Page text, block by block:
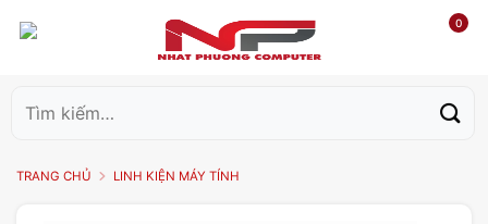
0
kiếm:
TRANG CHỦ LINH KIỆN MÁY TÍNH